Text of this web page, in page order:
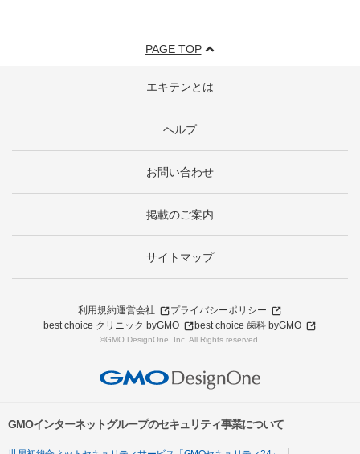
PAGE TOP
エキテンとは
ヘルプ
お問い合わせ
掲載のご案内
サイトマップ
利用規約運営会社
プライバシーポリシー
best choice クリニック byGMO
best choice 歯科 byGMO
©GMO DesignOne, Inc. All Rights reserved.
GMOインターネットグループのセキュリティ事業について